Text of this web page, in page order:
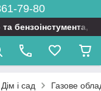
79-80
бензоінстумента,
Дім і сад Газове